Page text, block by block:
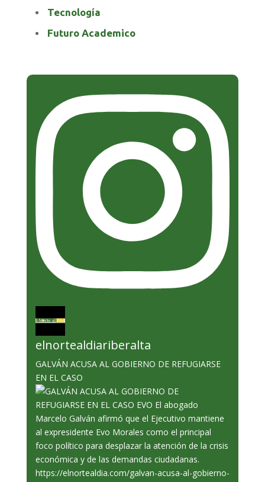
Tecnología
Futuro Academico
elnortealdiariberalta
GALVÁN ACUSA AL GOBIERNO DE REFUGIARSE
EN EL CASO